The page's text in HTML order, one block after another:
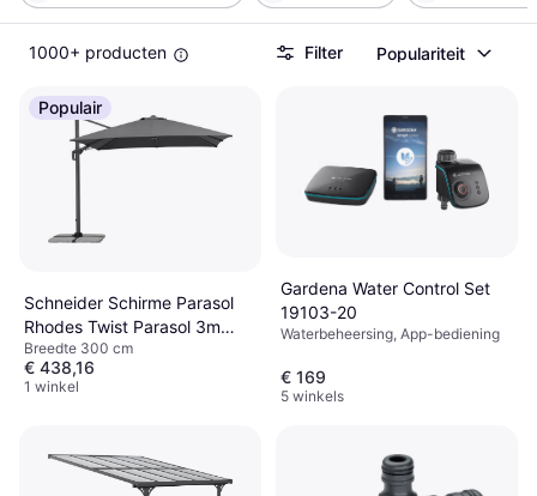
1000+ producten Filter Populariteit
Populair
Schneider Schirme Parasol
Rhodes Twist Parasol 3m
300cm
Breedte 300 cm
€ 438,16
1 winkel
Gardena Water Control Set
19103-20
Waterbeheersing, App-bediening
€ 169
5 winkels